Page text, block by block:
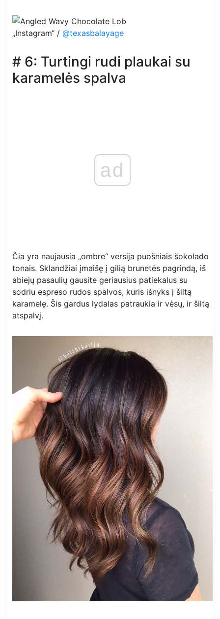
„Instagram“ / @texasbalayage
# 6: Turtingi rudi plaukai su
karamelės spalva
ad
Čia yra naujausia „ombre“ versija puošniais šokolado
tonais. Sklandžiai įmaišę į gilią brunetės pagrindą, iš
abiejų pasaulių gausite geriausius patiekalus su
sodriu espreso rudos spalvos, kuris išnyks į šiltą
karamelę. Šis gardus lydalas patraukia ir vėsų, ir šiltą
atspalvį.